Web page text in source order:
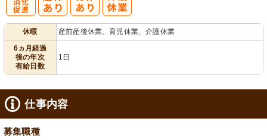
休暇
産前産後休業、育児休業、介護休業
6ヵ月経過
後の年次
有給日数
1日
仕事内容
募集職種